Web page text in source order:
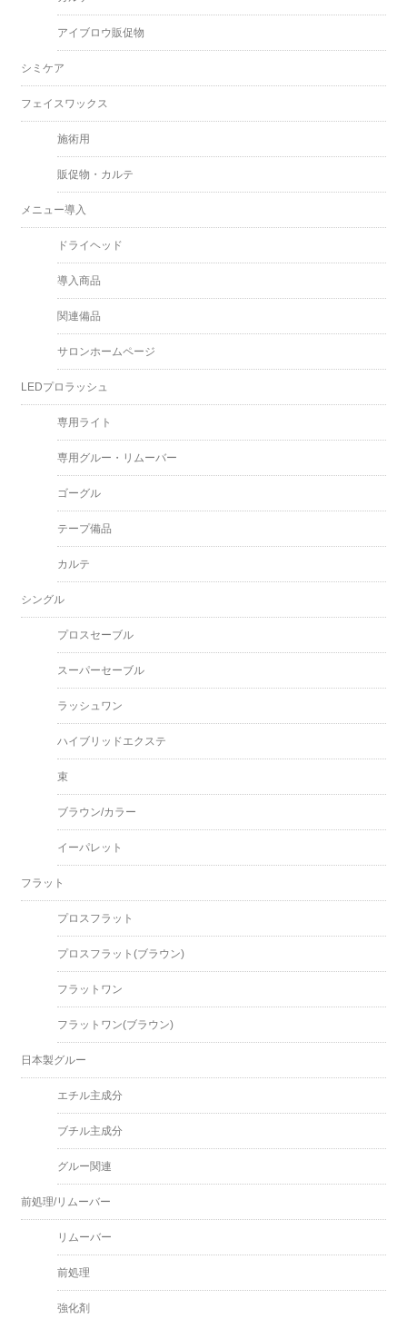
アイブロウ販促物
シミケア
フェイスワックス
施術用
販促物・カルテ
メニュー導入
ドライヘッド
導入商品
関連備品
サロンホームページ
LEDプロラッシュ
専用ライト
専用グルー・リムーバー
ゴーグル
テープ備品
カルテ
シングル
プロスセーブル
スーパーセーブル
ラッシュワン
ハイブリッドエクステ
束
ブラウン/カラー
イーパレット
フラット
プロスフラット
プロスフラット(ブラウン)
フラットワン
フラットワン(ブラウン)
日本製グルー
エチル主成分
ブチル主成分
グルー関連
前処理/リムーバー
リムーバー
前処理
強化剤